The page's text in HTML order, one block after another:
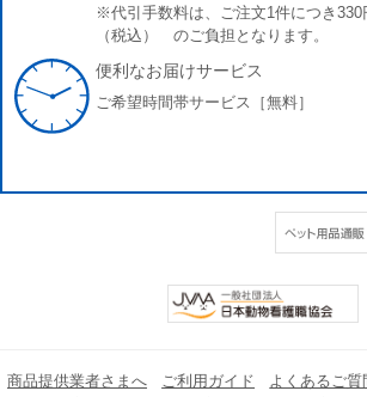
※代引手数料は、ご注文1件につき330
（税込） のご負担となります。
便利なお届けサービス
ご希望時間帯サービス［無料］
商品提供業者さまへ ご利用ガイド よくあるご質